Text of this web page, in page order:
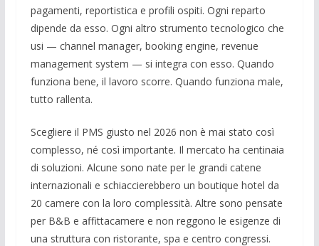
pagamenti, reportistica e profili ospiti. Ogni reparto
dipende da esso. Ogni altro strumento tecnologico che
usi — channel manager, booking engine, revenue
management system — si integra con esso. Quando
funziona bene, il lavoro scorre. Quando funziona male,
tutto rallenta.
Scegliere il PMS giusto nel 2026 non è mai stato così
complesso, né così importante. Il mercato ha centinaia
di soluzioni. Alcune sono nate per le grandi catene
internazionali e schiaccierebbero un boutique hotel da
20 camere con la loro complessità. Altre sono pensate
per B&B e affittacamere e non reggono le esigenze di
una struttura con ristorante, spa e centro congressi.